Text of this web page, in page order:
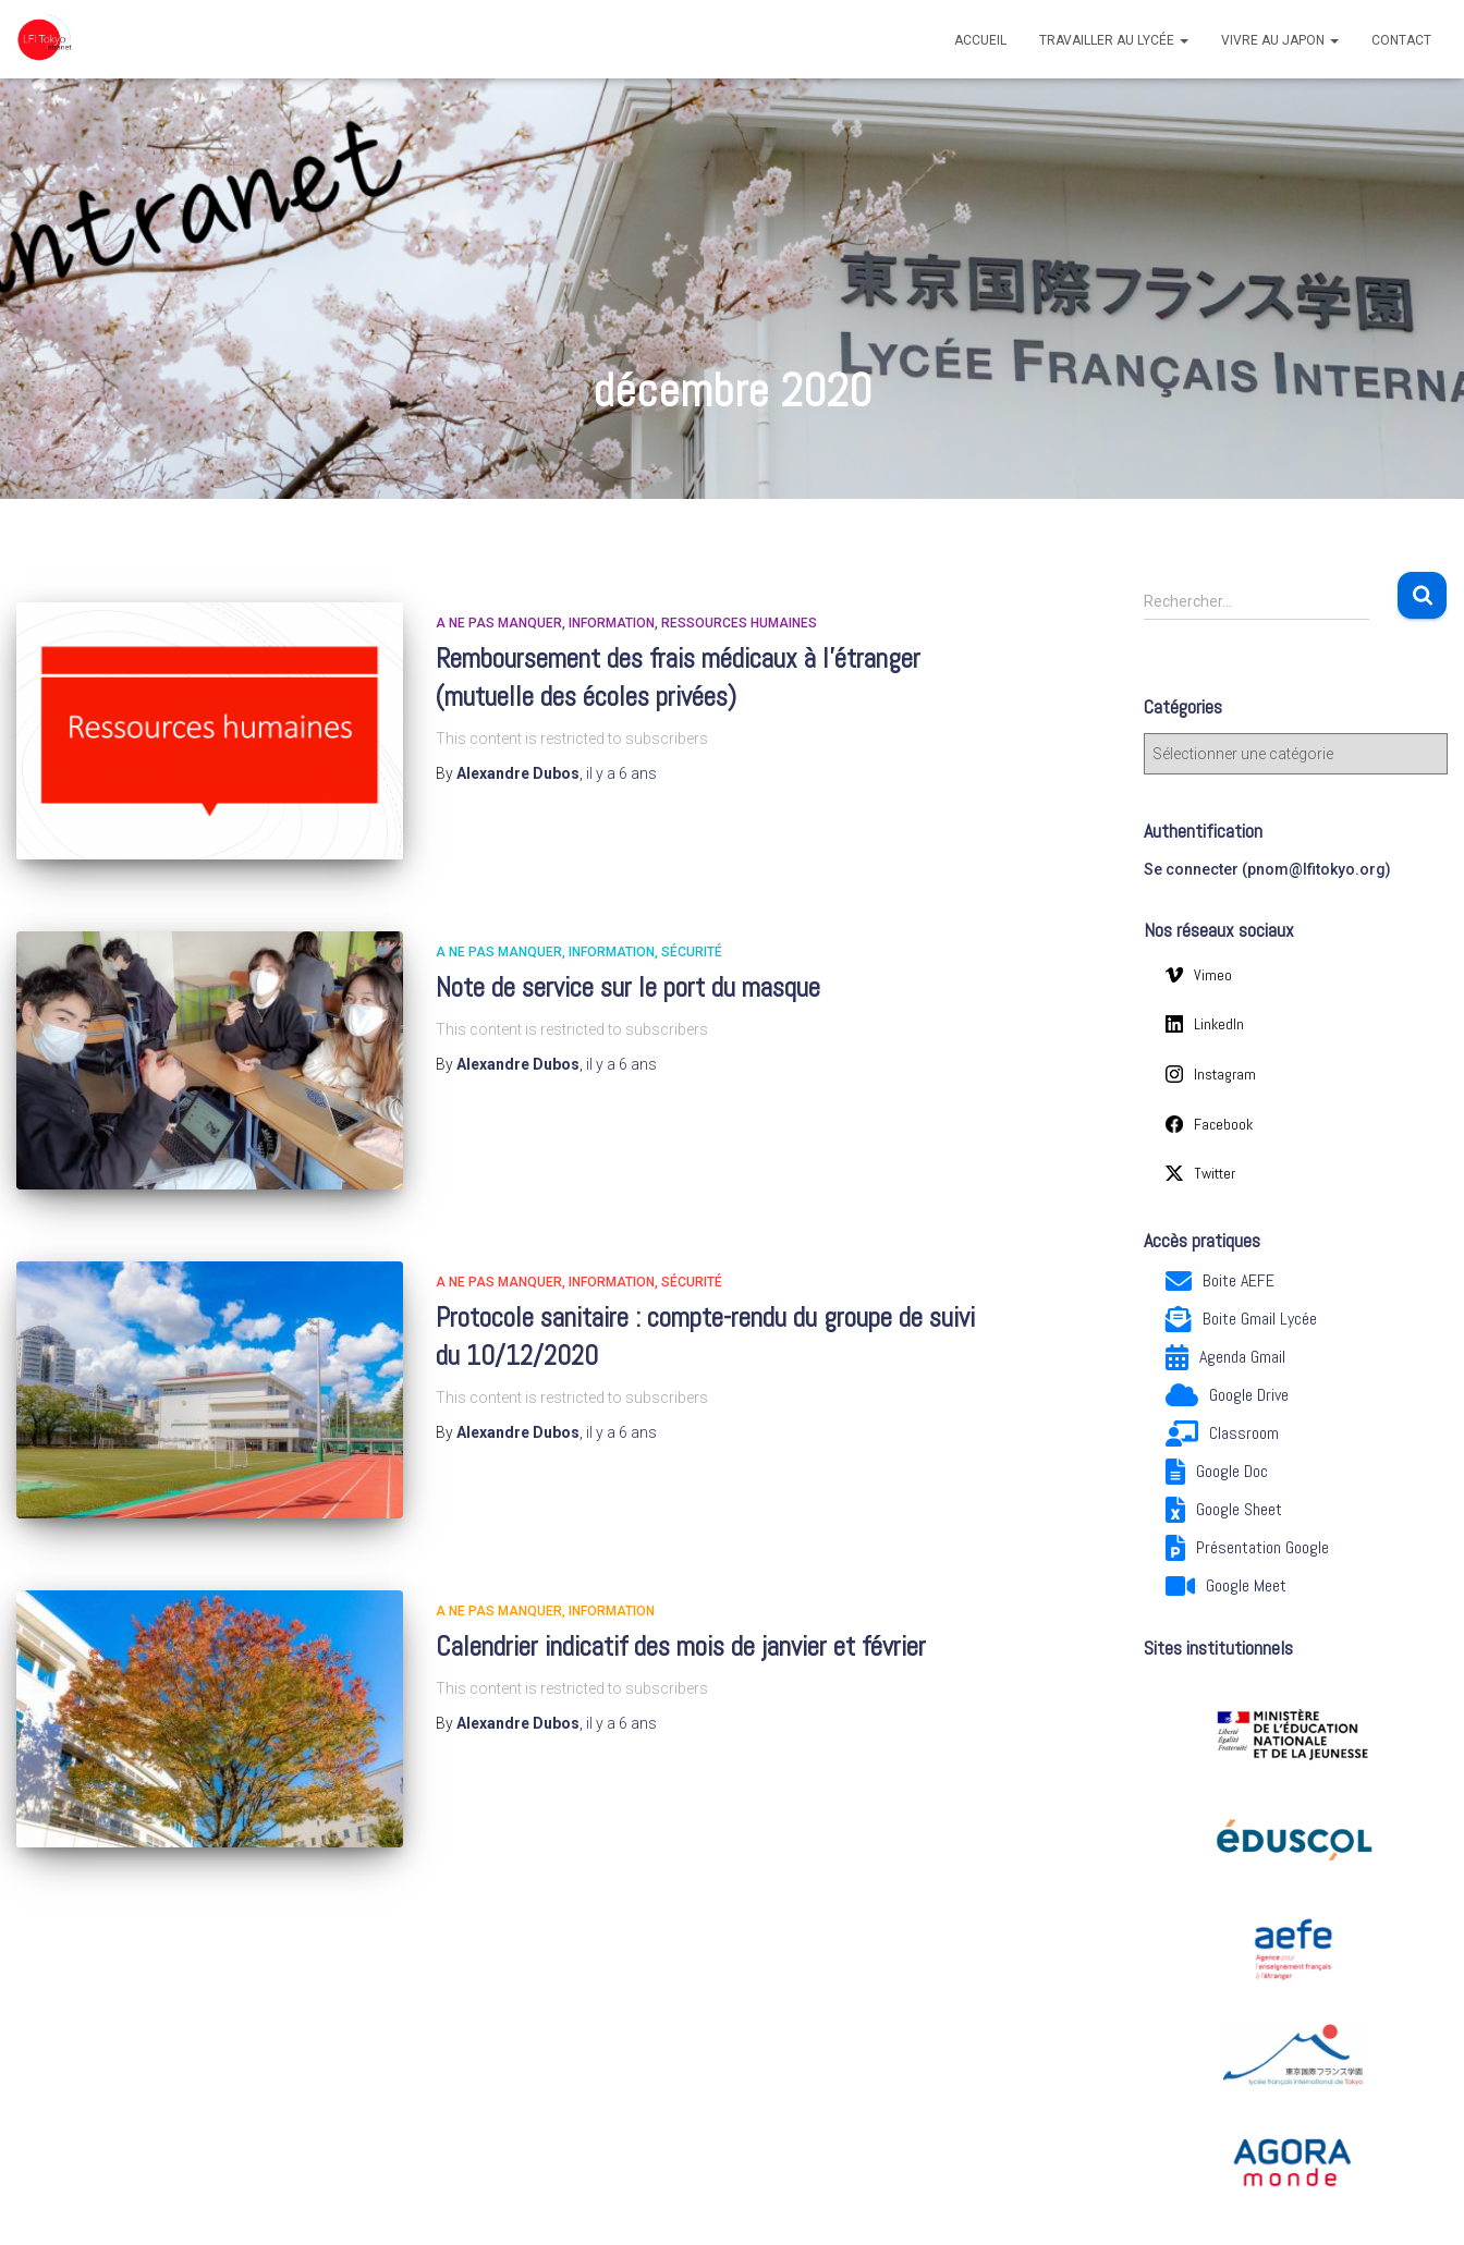
ACCUEIL TRAVAILLER AU LYCÉE VIVRE AU JAPON CONTACT
décembre 2020
A NE PAS MANQUER INFORMATION RESSOURCES HUMAINES
Remboursement des frais médicaux à l’étranger
(mutuelle des écoles privées)
This content is restricted to subscribers
ByAlexandre Dubos il y a 6 ans
A NE PAS MANQUER INFORMATION SÉCURITÉ
Note de service sur le port du masque
This content is restricted to subscribers
ByAlexandre Dubos, il y a 6 ans
A NE PAS MANQUER INFORMATION SÉCURITÉ
Protocole sanitaire : compte-rendu du groupe de suivi
du 10/12/2020
This content is restricted to subscribers
ByAlexandre Dubos il y a 6 ans
A NE PAS MANQUER INFORMATION
Calendrier indicatif des mois de janvier et février
This content is restricted to subscribers
ByAlexandre Dubos il y a 6 ans
R
e
r
c
Rechercher…
Catégories
C
g
o
e
Authentification
Se connecter (pnom@lfitokyo.org)
Nos réseaux sociaux
Vimeo
LinkedIn
Instagram
Facebook
Twitter
Accès pratiques
Boite AEFE
Boite Gmail Lycée
Agenda Gmail
Google Drive
Classroom
Google Doc
Google Sheet
Présentation Google
Google Meet
Sites institutionnels